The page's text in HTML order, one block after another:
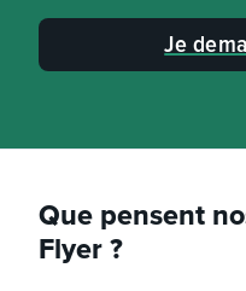
Je
Que pensent
Flyer ?